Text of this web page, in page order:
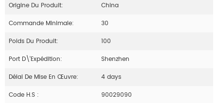
Origine Du Produit:
China
Commande Minimale:
30
Poids Du Produit:
100
Port D\'expédition:
Shenzhen
Délai De Mise En Œuvre:
4 days
Code H.S :
90029090